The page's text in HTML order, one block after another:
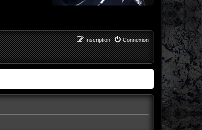
Connexion
Inscription